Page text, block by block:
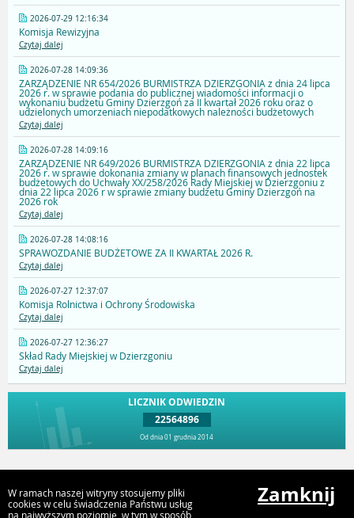
2026-07-29 12:16:34
Komisja Rewizyjna
Czytaj dalej
2026-07-28 14:09:36
ZARZĄDZENIE NR 654/2026 BURMISTRZA DZIERZGONIA z dnia 24 lipca
2026 r. w sprawie podania do publicznej wiadomości informacji o
wykonaniu budżetu Gminy Dzierzgoń za II kwartał 2026 roku oraz o
udzielonych umorzeniach niepodatkowych należności budżetowych
Czytaj dalej
2026-07-28 14:09:16
ZARZĄDZENIE NR 649/2026 BURMISTRZA DZIERZGONIA z dnia 22 lipca
2026 r. w sprawie dokonania zmiany w planach finansowych jednostek
budżetowych do Uchwały XX/258/2026 Rady Miejskiej w Dzierzgoniu z
dnia 22 lipca 2026 r w sprawie zmiany budżetu Gminy Dzierzgoń na
2026 rok
Czytaj dalej
2026-07-28 14:08:16
SPRAWOZDANIE BUDŻETOWE ZA II KWARTAŁ 2026 R.
Czytaj dalej
2026-07-27 12:37:07
Komisja Rolnictwa i Ochrony Środowiska
Czytaj dalej
2026-07-27 12:36:27
Skład Rady Miejskiej w Dzierzgoniu
Czytaj dalej
LICZNIK ODWIEDZIN
22564896
Od dnia 01 grudnia 2014
W ramach naszej witryny stosujemy pliki
cookies w celu świadczenia Państwu usług
na najwyższym poziomie, w tym w sposób
Zamknij